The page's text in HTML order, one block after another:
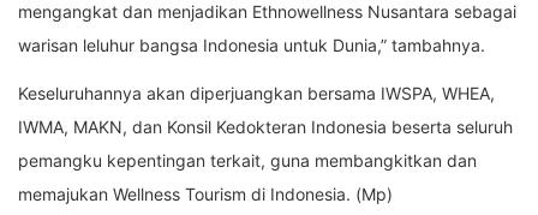
mengangkat dan menjadikan Ethnowellness Nusantara sebagai
warisan leluhur bangsa Indonesia untuk Dunia,” tambahnya.
Keseluruhannya akan diperjuangkan bersama IWSPA, WHEA,
IWMA, MAKN, dan Konsil Kedokteran Indonesia beserta seluruh
pemangku kepentingan terkait, guna membangkitkan dan
memajukan Wellness Tourism di Indonesia. (Mp)